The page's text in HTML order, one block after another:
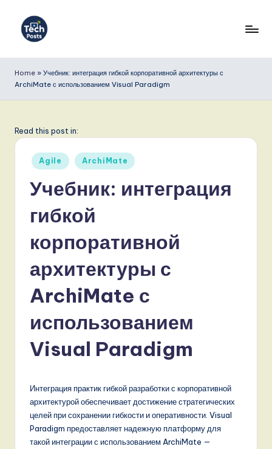
Перейти
e
c
P
si
Home » Учебник: интеграция гибкой корпоративной архитектуры с
ArchiMate с использованием Visual Paradigm
Read this post in:
Опубликовано
Agile ArchiMate
Учебник: интеграция
гибкой
корпоративной
архитектуры с
ArchiMate с
использованием
Visual Paradigm
Интеграция практик гибкой разработки с корпоративной
архитектурой обеспечивает достижение стратегических
целей при сохранении гибкости и оперативности. Visual
Paradigm предоставляет надежную платформу для
такой интеграции с использованием ArchiMate —